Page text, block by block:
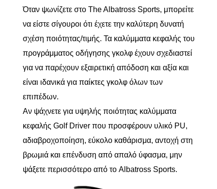
Όταν ψωνίζετε στο The Albatross Sports, μπορείτε
να είστε σίγουροι ότι έχετε την καλύτερη δυνατή
σχέση ποιότητας/τιμής. Τα καλύμματα κεφαλής του
προγράμματος οδήγησης γκολφ έχουν σχεδιαστεί
για να παρέχουν εξαιρετική απόδοση και αξία και
είναι ιδανικά για παίκτες γκολφ όλων των
επιπέδων.
Αν ψάχνετε για υψηλής ποιότητας καλύμματα
κεφαλής Golf Driver που προσφέρουν υλικό PU,
αδιαβροχοποίηση, εύκολο καθάρισμα, αντοχή στη
βρωμιά και επένδυση από απαλό ύφασμα, μην
ψάξετε περισσότερο από το Albatross Sports.